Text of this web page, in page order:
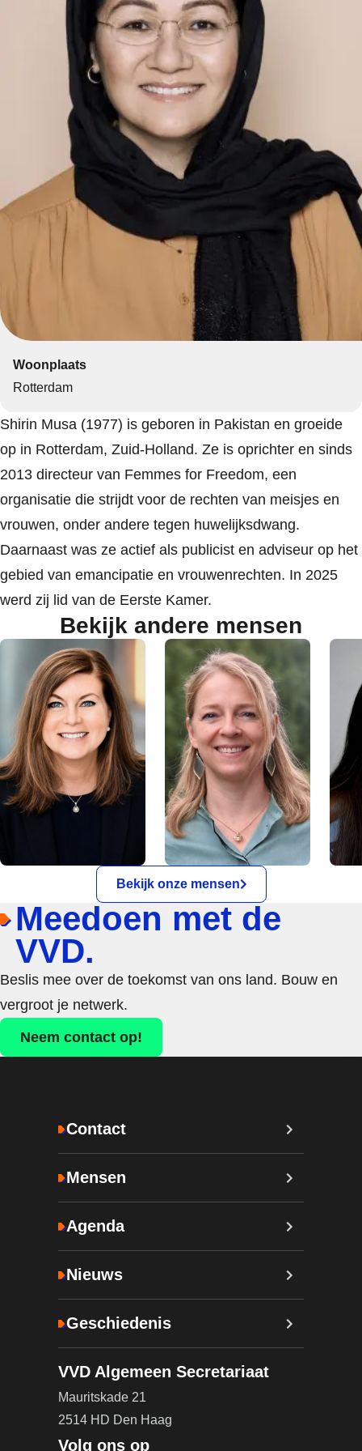
Woonplaats
Rotterdam
Shirin Musa (1977) is geboren in Pakistan en groeide
op in Rotterdam, Zuid-Holland. Ze is oprichter en sinds
2013 directeur van Femmes for Freedom, een
organisatie die strijdt voor de rechten van meisjes en
vrouwen, onder andere tegen huwelijksdwang.
Daarnaast was ze actief als publicist en adviseur op het
gebied van emancipatie en vrouwenrechten. In 2025
werd zij lid van de Eerste Kamer.
Bekijk andere mensen
Bekijk onze mensen
Meedoen met de
VVD.
Beslis mee over de toekomst van ons land. Bouw en
vergroot je netwerk.
Neem contact op!
Contact
Mensen
Agenda
Nieuws
Geschiedenis
VVD Algemeen Secretariaat
Mauritskade 21
2514 HD Den Haag
Volg ons op